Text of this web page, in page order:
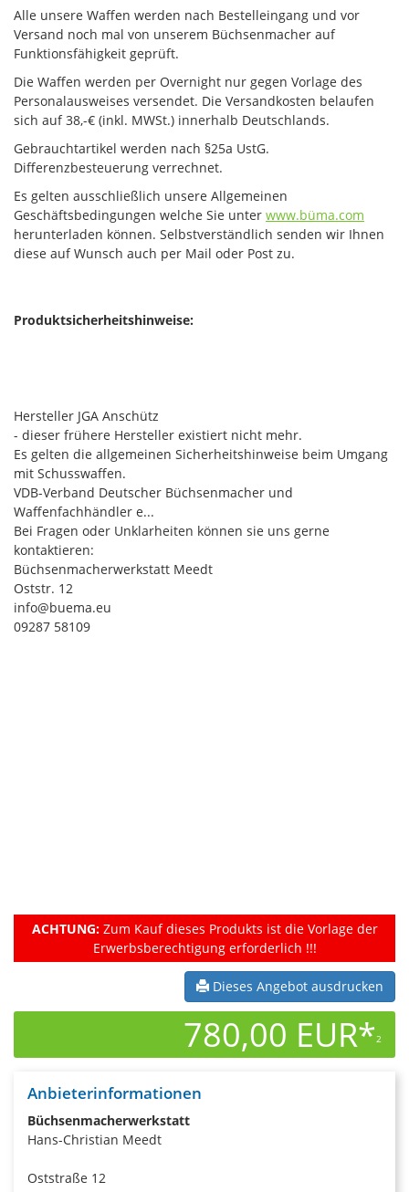
Alle unsere Waffen werden nach Bestelleingang und vor
Versand noch mal von unserem Büchsenmacher auf
Funktionsfähigkeit geprüft.
Die Waffen werden per Overnight nur gegen Vorlage des
Personalausweises versendet. Die Versandkosten belaufen
sich auf 38,-€ (inkl. MWSt.) innerhalb Deutschlands.
Gebrauchtartikel werden nach §25a UstG.
Differenzbesteuerung verrechnet.
Es gelten ausschließlich unsere Allgemeinen
Geschäftsbedingungen welche Sie unter www.büma.com
herunterladen können. Selbstverständlich senden wir Ihnen
diese auf Wunsch auch per Mail oder Post zu.
Produktsicherheitshinweise:
Hersteller JGA Anschütz
- dieser frühere Hersteller existiert nicht mehr.
Es gelten die allgemeinen Sicherheitshinweise beim Umgang
mit Schusswaffen.
VDB-Verband Deutscher Büchsenmacher und
Waffenfachhändler e...
Bei Fragen oder Unklarheiten können sie uns gerne
kontaktieren:
Büchsenmacherwerkstatt Meedt
Oststr. 12
info@buema.eu
09287 58109
ACHTUNG:Zum Kauf dieses Produkts ist die Vorlage der
Erwerbsberechtigung erforderlich !!!
Dieses Angebot ausdrucken
780,00 EUR*2
Anbieterinformationen
Büchsenmacherwerkstatt
Hans-Christian Meedt
Oststraße 12